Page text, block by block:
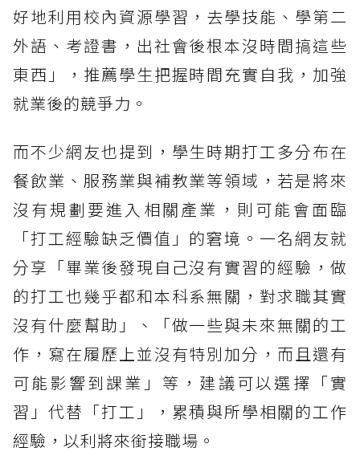
好地利用校內資源學習，去學技能、學第二
外語、考證書，出社會後根本沒時間搞這些
東西」，推薦學生把握時間充實自我，加強
就業後的競爭力。
而不少網友也提到，學生時期打工多分布在
餐飲業、服務業與補教業等領域，若是將來
沒有規劃要進入相關產業，則可能會面臨
「打工經驗缺乏價值」的窘境。一名網友就
分享「畢業後發現自己沒有實習的經驗，做
的打工也幾乎都和本科系無關，對求職其實
沒有什麼幫助」、「做一些與未來無關的工
作，寫在履歷上並沒有特別加分，而且還有
可能影響到課業」等，建議可以選擇「實
習」代替「打工」，累積與所學相關的工作
經驗，以利將來銜接職場。